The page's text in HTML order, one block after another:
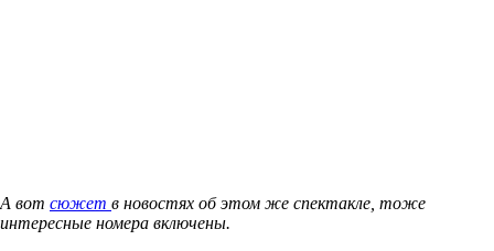
А вот сюжет в новостях об этом же спектакле, тоже
интересные номера включены.